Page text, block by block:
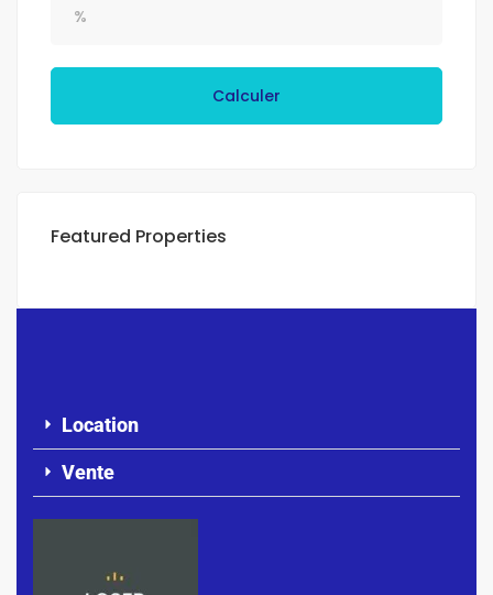
Calculer
Featured Properties
Location
Vente